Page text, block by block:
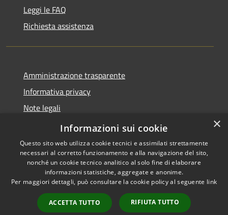
Leggi le FAQ
Richiesta assistenza
Amministrazione trasparente
Informativa privacy
Note legali
Dichiarazione di accessibilità
Accessibilità
Copyright © 2026 • Comune di
Stezzano • Powered by
Municipium•
Accesso
redazione
×
Informazioni sui cookie
Questo sito web utilizza cookie tecnici e assimilati strettamente
necessari al corretto funzionamento e alla navigazione del sito,
nonché un cookie tecnico analitico al solo fine di elaborare
informazioni statistiche, aggregate e anonime.
Per maggiori dettagli, può consultare la cookie policy al seguente link
ACCETTA TUTTO RIFIUTA TUTTO